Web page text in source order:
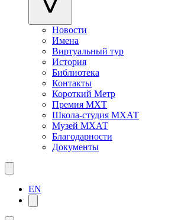
Новости
Имена
Виртуальный тур
История
Библиотека
Контакты
Короткий Метр
Премия МХТ
Школа-студия МХАТ
Музей МХАТ
Благодарности
Документы
EN